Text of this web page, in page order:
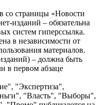
со страницы «Новости
изданий – обязательна
систем гиперссылка.
в независимости от
материалов.
– должна быть
в первом абзаце
"Экспертиза",
"Власть", "Выборы",